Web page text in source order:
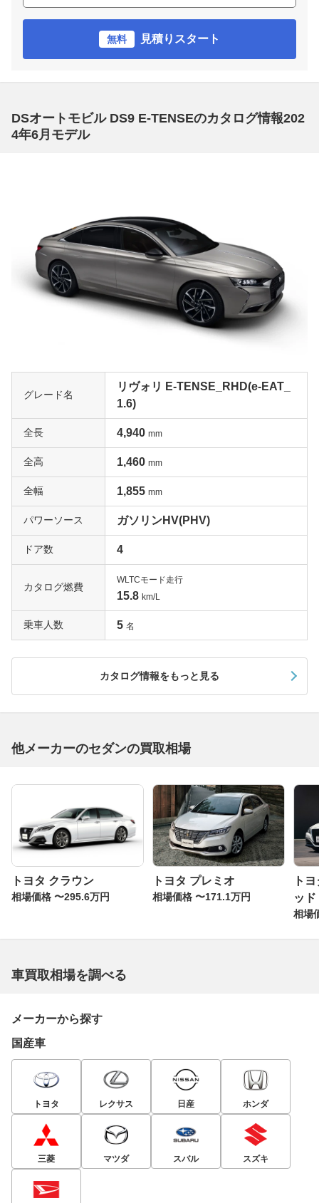
無料 見積りスタート
DSオートモビル DS9 E-TENSEのカタログ情報202
4年6月モデル
グレード名
リヴォリ E-TENSE_RHD(e-EAT_
1.6)
全長 4,940 mm
全高 1,460 mm
全幅 1,855 mm
パワーソース ガソリンHV(PHV)
ドア数 4
カタログ燃費
WLTCモード走行
15.8 km/L
乗車人数 5 名
カタログ情報をもっと見る
他メーカーのセダンの買取相場
トヨタ クラウン
相場価格 〜295.6万円
トヨタ プレミオ
相場価格 〜171.1万円
ト
ッド
相場
車買取相場を調べる
メーカーから探す
国産車
トヨタ レクサス 日産 ホンダ
三菱 マツダ スバル スズキ